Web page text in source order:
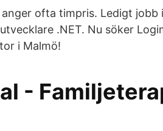
ofta timpris. Ledigt jobb
.NET. Nu söker
i Malmö!
-